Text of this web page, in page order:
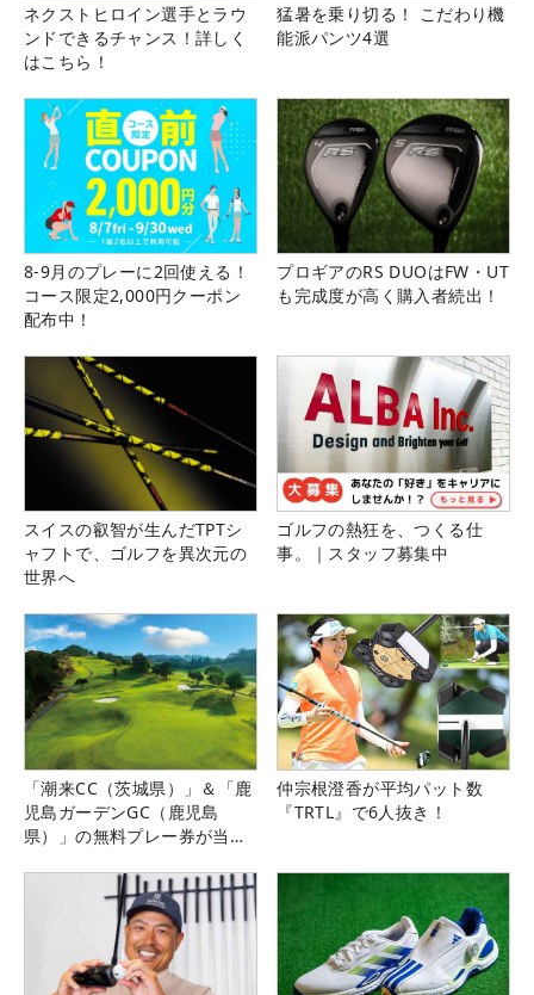
ネクストヒロイン選手とラウ
ンドできるチャンス！詳しく
はこちら！
猛暑を乗り切る！ こだわり機
能派パンツ4選
8-9月のプレーに2回使える！
コース限定2,000円クーポン
配布中！
プロギアのRS DUOはFW・UT
も完成度が高く購入者続出！
スイスの叡智が生んだTPTシ
ャフトで、ゴルフを異次元の
世界へ
ゴルフの熱狂を、つくる仕
事。｜スタッフ募集中
「潮来CC（茨城県）」＆「鹿
児島ガーデンGC（鹿児島
県）」の無料プレー券が当た
仲宗根澄香が平均パット数
『TRTL』で6人抜き！